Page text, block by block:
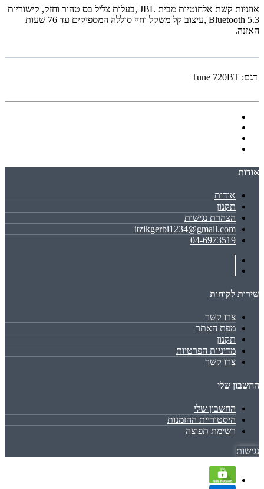
אוזניות קשת אלחוטיות מבית JBL ,בעלות צליל בס טהור וחזק, קישוריות
5.3 Bluetooth ,עיצוב קל משקל וחיי סוללה המספיקים עד 76 שעות
האזנה.
דגם: Tune 720BT
אודות
אודות
תקנון
הצהרת נגישות
itzikgerbi1234@gmail.com
04-6973519
שירות לקוחות
צרו קשר
מפת האתר
תקנון
מדיניות הפרטיות
צרו קשר
החשבון שלי
החשבון שלי
היסטוריית ההזמנות
רשימת תפוצה
נגישות